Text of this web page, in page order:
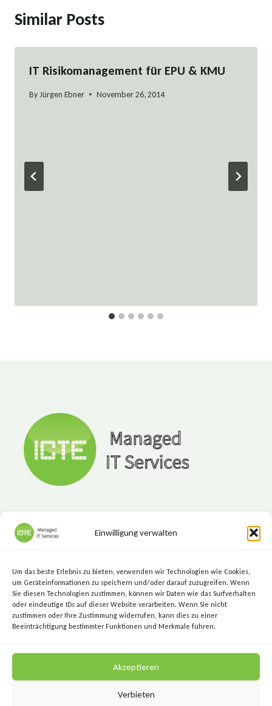
Einwilligung verwalten
Um das beste Erlebnis zu bieten, verwenden wir Technologien wie Cookies,
um Geräteinformationen zu speichern und/oder darauf zuzugreifen. Wenn
Sie diesen Technologien zustimmen, können wir Daten wie das Surfverhalten
oder eindeutige IDs auf dieser Website verarbeiten. Wenn Sie nicht
zustimmen oder Ihre Zustimmung widerrufen, kann dies zu einer
Beeinträchtigung bestimmter Funktionen und Merkmale führen.
Akzeptieren
Verbieten
Similar Posts
IT Risikomanagement für EPU & KMU
ByJürgen Ebner November 26, 2014
Marktgasse 7, 8720 Knittelfeld
+43 (3512) 209 00
info@icte.biz
KEEP IT SIMPLE.